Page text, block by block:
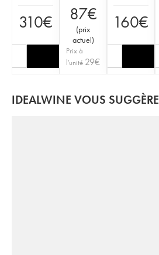
310€ 87€
(prix
actuel)
Prix à
l'unité 29€
160€
IDEALWINE VOUS SUGGÈRE